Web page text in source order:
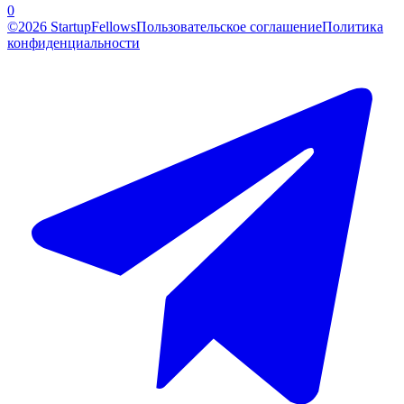
0
©2026 StartupFellowsПользовательское соглашениеПолитика
конфиденциальности